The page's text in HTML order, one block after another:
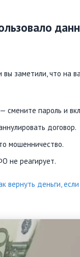
заметили, что на
— смените пароль и
договор.
мошенничество.
не реагирует.
вернуть деньги,